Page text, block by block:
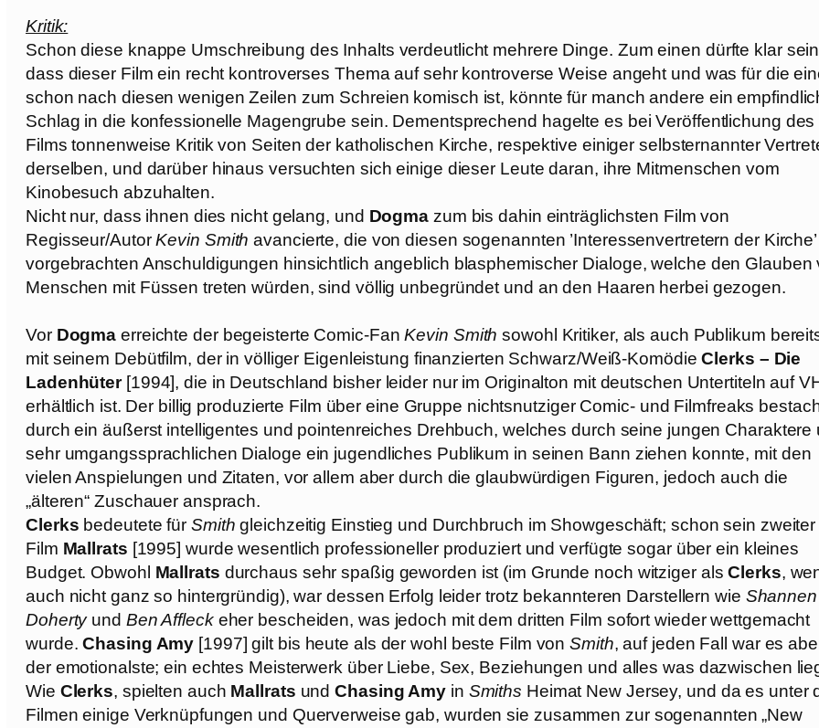
Kritik:
Schon diese knappe Umschreibung des Inhalts verdeutlicht mehrere Dinge. Zum einen dürfte klar
dass dieser Film ein recht kontroverses Thema auf sehr kontroverse Weise angeht und was für die
schon nach diesen wenigen Zeilen zum Schreien komisch ist, könnte für manch andere ein
Schlag in die konfessionelle Magengrube sein. Dementsprechend hagelte es bei Veröffentlichung des
Films tonnenweise Kritik von Seiten der katholischen Kirche, respektive einiger selbsternannter
derselben, und darüber hinaus versuchten sich einige dieser Leute daran, ihre Mitmenschen vom
Kinobesuch abzuhalten.
Nicht nur, dass ihnen dies nicht gelang, und Dogma zum bis dahin einträglichsten Film von
Regisseur/AutorKevin Smith avancierte, die von diesen sogenannten ’Interessenvertretern der Kirche’
vorgebrachten Anschuldigungen hinsichtlich angeblich blasphemischer Dialoge, welche den Glauben
Menschen mit Füssen treten würden, sind völlig unbegründet und an den Haaren herbei gezogen.
Vor Dogma erreichte der begeisterte Comic-FanKevin Smith sowohl Kritiker, als auch Publikum
mit seinem Debütfilm, der in völliger Eigenleistung finanzierten Schwarz/Weiß-KomödieClerks – Die
Ladenhüter[1994], die in Deutschland bisher leider nur im Originalton mit deutschen Untertiteln auf
erhältlich ist. Der billig produzierte Film über eine Gruppe nichtsnutziger Comic- und Filmfreaks
durch ein äußerst intelligentes und pointenreiches Drehbuch, welches durch seine jungen Charaktere
sehr umgangssprachlichen Dialoge ein jugendliches Publikum in seinen Bann ziehen konnte, mit den
vielen Anspielungen und Zitaten, vor allem aber durch die glaubwürdigen Figuren, jedoch auch die
„älteren“ Zuschauer ansprach.
Clerks bedeutete für Smith gleichzeitig Einstieg und Durchbruch im Showgeschäft; schon sein zweiter
Film Mallrats [1995] wurde wesentlich professioneller produziert und verfügte sogar über ein kleines
Budget. Obwohl Mallrats durchaus sehr spaßig geworden ist (im Grunde noch witziger alsClerks,
auch nicht ganz so hintergründig), war dessen Erfolg leider trotz bekannteren Darstellern wie Shannen
Dohertyund Ben Affleckeher bescheiden, was jedoch mit dem dritten Film sofort wieder wettgemacht
wurde.Chasing Amy [1997] gilt bis heute als der wohl beste Film vonSmith, auf jeden Fall war es
der emotionalste; ein echtes Meisterwerk über Liebe, Sex, Beziehungen und alles was dazwischen
Wie Clerks, spielten auch Mallrats undChasing Amy in Smiths Heimat New Jersey, und da es unter
Filmen einige Verknüpfungen und Querverweise gab, wurden sie zusammen zur sogenannten „New